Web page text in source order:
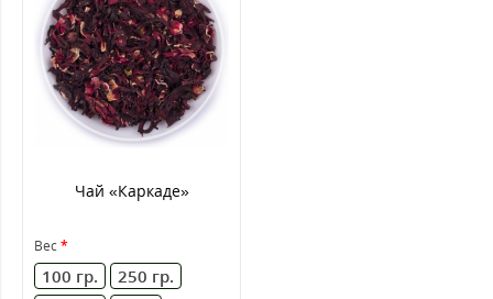
Чай «Каркаде»
Вес
100 гр.
250 гр.